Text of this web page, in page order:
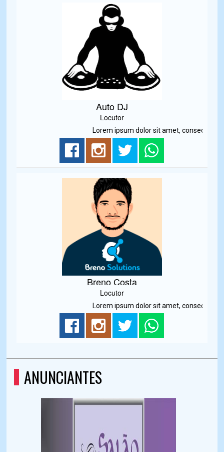
Auto DJ
Locutor
Lorem ipsum dolor sit amet, consectetur
Breno Costa
Locutor
Lorem ipsum dolor sit amet, consectetur
ANUNCIANTES